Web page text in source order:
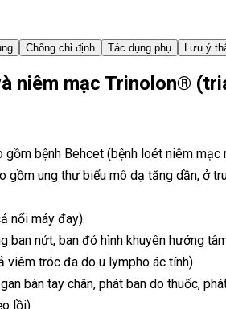
Chống chỉ định Tác dụng phụ Lưu ý
niêm mạc Trinolon®
bệnh Behcet (bệnh loét niêm
gồm ung thư biểu mô dạ tăng dần, ở
nổi máy đay).
ban nứt, ban đó hình khuyên hướng
viêm tróc đa do u lympho ác tính)
bàn tay chân, phát ban do thuốc,
lồi)